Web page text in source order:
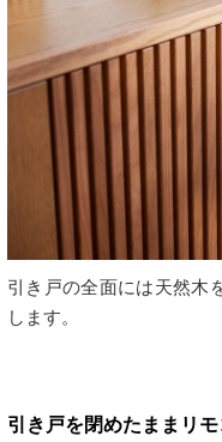
引き戸の全面には天然木
します。
引き戸を閉めたままリ